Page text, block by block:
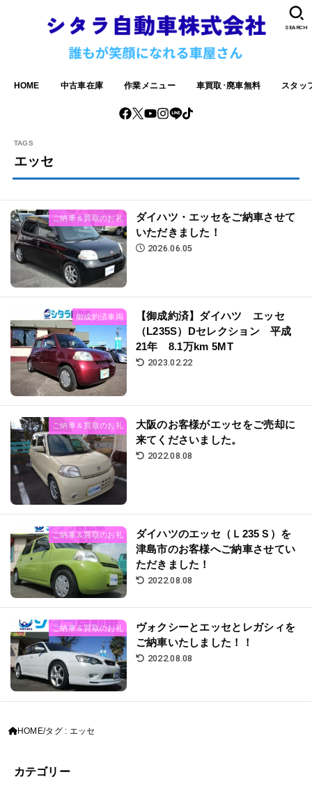
HOME 中古車在庫 作業メニュー 車買取･廃車無料 スタッ
SEARCH
エッセ
ご納車＆買取のお礼
ダイハツ・エッセをご納車させて
いただきました！
2026.06.05
御成約済車両
【御成約済】ダイハツ エッセ
（L235S）Dセレクション 平成
21年 8.1万km 5MT
2023.02.22
ご納車＆買取のお礼
大阪のお客様がエッセをご売却に
来てくださいました。
2022.08.08
ご納車＆買取のお礼
ダイハツのエッセ（Ｌ235Ｓ）を
津島市のお客様へご納車させてい
ただきました！
2022.08.08
ご納車＆買取のお礼
ヴォクシーとエッセとレガシィを
ご納車いたしました！！
2022.08.08
HOME タグ : エッセ
カテゴリー